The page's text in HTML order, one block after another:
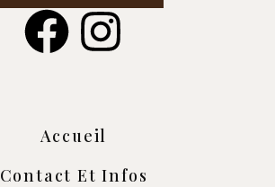
Accueil
Contact Et Infos